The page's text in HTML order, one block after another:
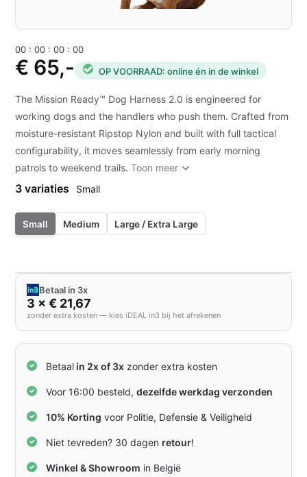
00 :00 :00 :00
€ 65,- OP VOORRAAD: online én in de winkel
The Mission Ready™ Dog Harness 2.0 is engineered for
working dogs and the handlers who push them. Crafted from
moisture-resistant Ripstop Nylon and built with full tactical
configurability, it moves seamlessly from early morning
patrols to weekend trails.Toon meer
3 variaties Small
Small Medium Large / Extra Large
Betaal in 3x
3 × € 21,67
zonder extra kosten — kies iDEAL in3 bij het afrekenen
Betaal in 2x of 3x zonder extra kosten
Voor 16:00 besteld,dezelfde werkdag verzonden
10% Korting voor Politie, Defensie & Veiligheid
Niet tevreden? 30 dagen retour!
Winkel & Showroom in België